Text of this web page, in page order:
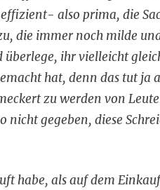
also prima, die
die immer noch milde
ihr vielleicht
hat, denn das tut ja
zu werden von
nicht gegeben, diese
habe, als auf dem